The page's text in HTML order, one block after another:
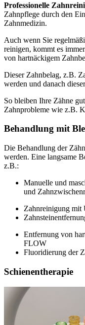
Professionelle
Zahnpflege durch den
Zahnmedizin.
Auch wenn Sie
reinigen, kommt es
von hartnäckigem
Dieser Zahnbelag, z.B.
werden und danach
So bleiben Ihre Zähne
Zahnprobleme wie z.B.
Behandlung mit
Die Behandlung der
werden. Eine langsame
z.B.:
Manuelle und
und
Zahnreinigung mit
Entfernung von
FLOW
Fluoridierung der
Schienentherapie